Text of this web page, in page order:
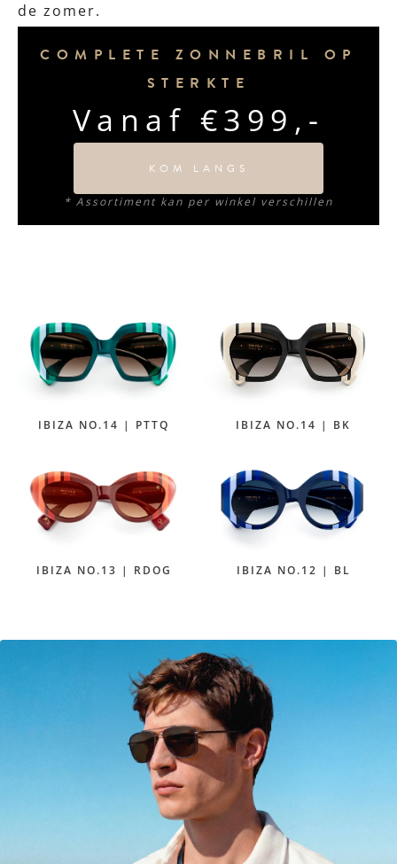
de zomer.
COMPLETE ZONNEBRIL OP
STERKTE
Vanaf €399,-
KOM LANGS
* Assortiment kan per winkel verschillen
IBIZA NO.14 | PTTQ IBIZA NO.14 | BK
IBIZA NO.13 | RDOG IBIZA NO.12 | BL